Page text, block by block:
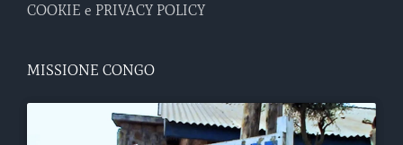
COOKIE e PRIVACY POLICY
MISSIONE CONGO